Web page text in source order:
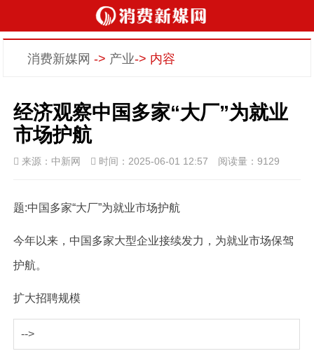
消费新媒网 -> 产业-> 内容
经济观察中国多家“大厂”为就业
市场护航
来源：中新网 时间：2025-06-01 12:57 阅读量：9129
题:中国多家“大厂”为就业市场护航
今年以来，中国多家大型企业接续发力，为就业市场保驾
护航。
扩大招聘规模
-->